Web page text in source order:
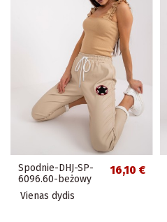
Spodnie-DHJ-SP-
6096.60-beżowy
16,10 €
Vienas dydis